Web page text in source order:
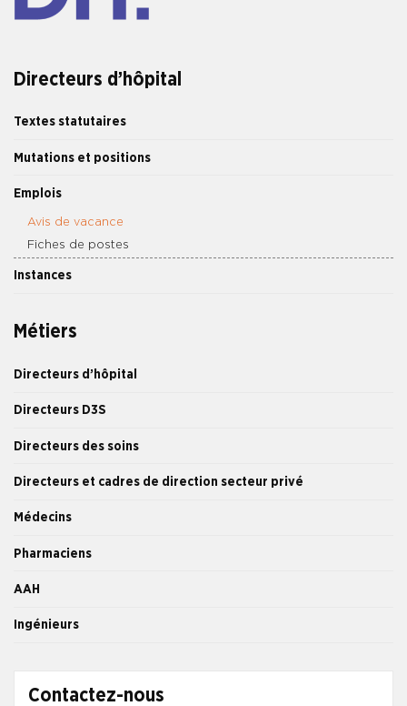
Directeurs d’hôpital
Textes statutaires
Mutations et positions
Emplois
Avis de vacance
Fiches de postes
Instances
Métiers
Directeurs d’hôpital
Directeurs D3S
Directeurs des soins
Directeurs et cadres de direction secteur privé
Médecins
Pharmaciens
AAH
Ingénieurs
Contactez-nous